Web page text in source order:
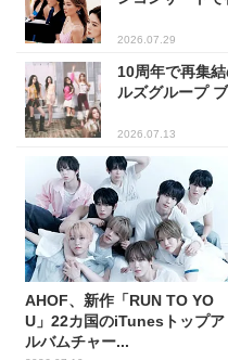
2026.07.29
10周年で再集
ルズグループ
2026.07.13
AHOF、新作「RUN TO YO
U」22カ国のiTunesトップア
ルバムチャー...